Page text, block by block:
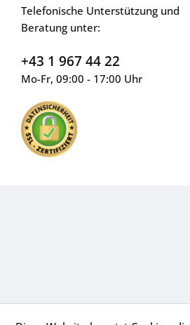
Telefonische Unterstützung und
Beratung unter:
+43 1 967 44 22
Mo-Fr, 09:00 - 17:00 Uhr